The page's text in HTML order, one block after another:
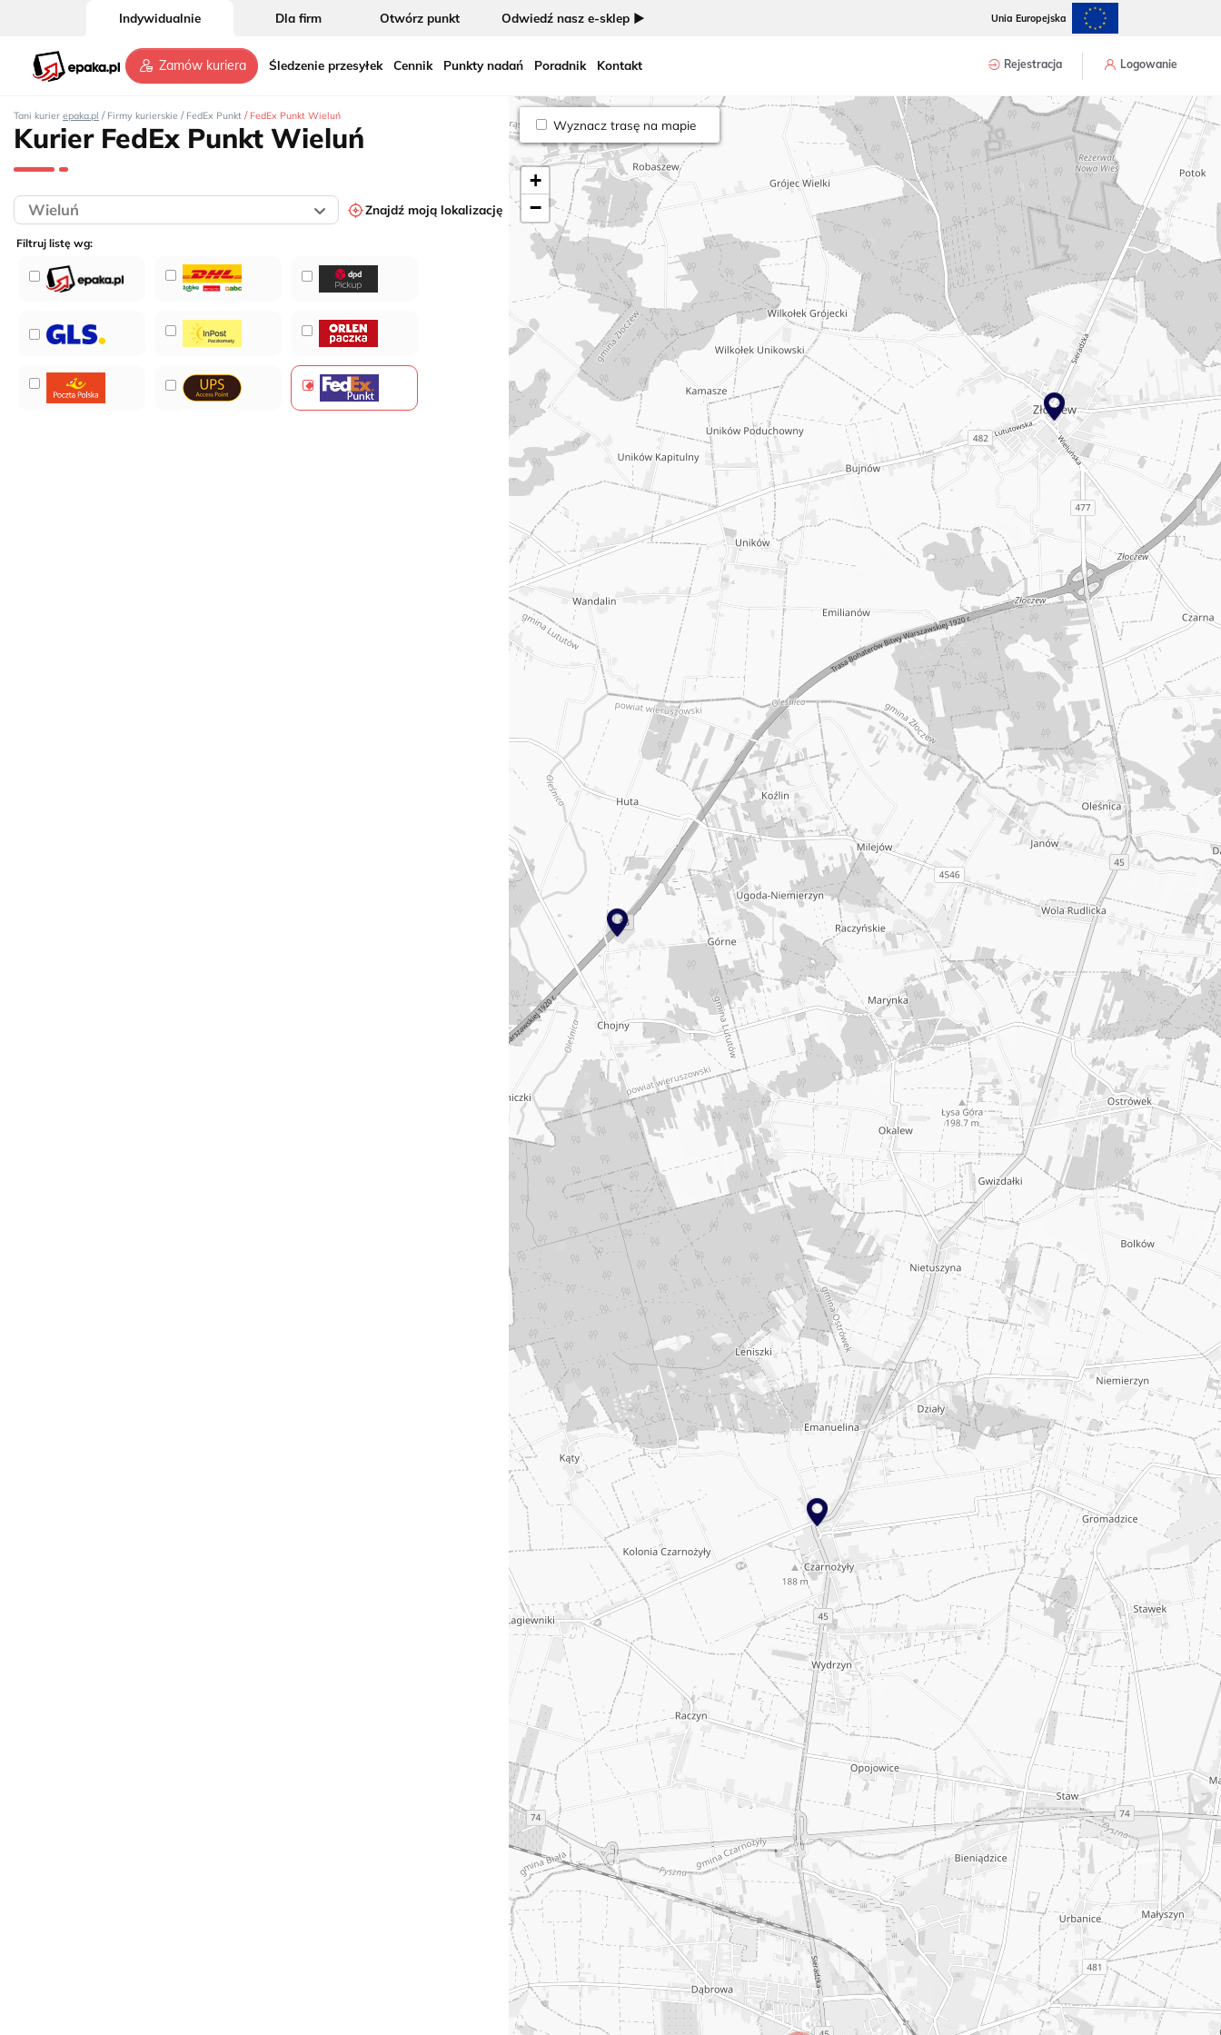
Indywidualnie Dla firm Otwórz punkt Odwiedź nasz e-sklep ► Unia Europejska
Zamów kuriera Śledzenie przesyłek Cennik Punkty nadań Poradnik Kontakt Rejestracja Logowanie
Tani kurier epaka.pl / Firmy kurierskie / FedEx Punkt / FedEx Punkt Wieluń
Kurier FedEx Punkt Wieluń
Znajdź moją lokalizację
Filtruj listę wg:
Wyznacz trasę na mapie
+
−